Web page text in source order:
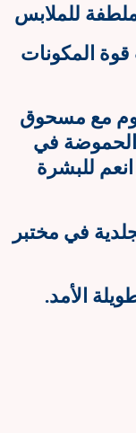
للملابس
قوة المكونات
مع مسحوق
الحموضة في
للبشرة
في مختبر
الأمد.